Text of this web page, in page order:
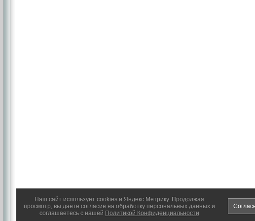
Наш сайт использует cookies и Яндекс Метрику. Продолжая
просмотр, вы даёте согласие на обработку персональных данных и
соглашаетесь с нашей Политикой Конфиденциальности